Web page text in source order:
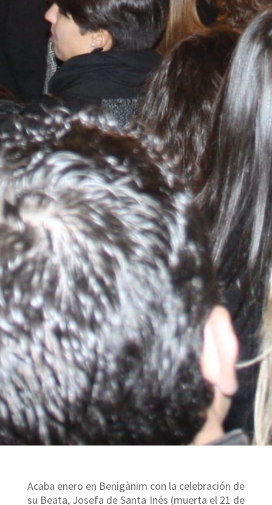
Acaba enero en Benigànim con la celebración de
su Beata, Josefa de Santa Inés (muerta el 21 de